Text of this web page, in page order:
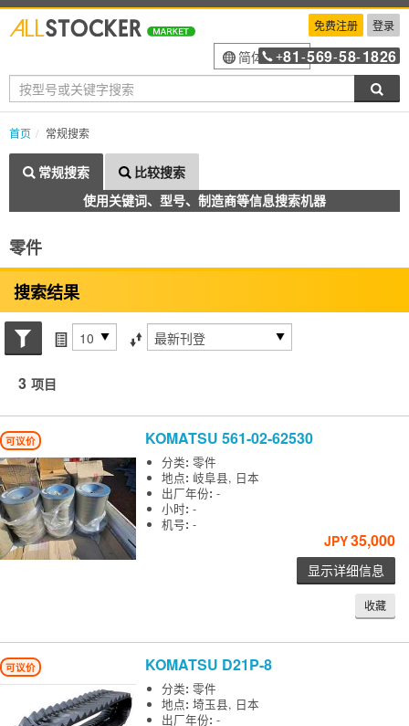
免费注册 登录
简体中文
+81 -569-58-1826
首页 常规搜索
常规搜索
比较搜索
使用关键词、型号、制造商等信息搜索机器
零件
搜索结果
搜索状态每页项目 排序方式
3 项目
可议价 KOMATSU561-02-62530
分类:零件
地点:岐阜县, 日本
出厂年份:-
小时:-
机号:-
JPY35,000
显示详细信息
收藏
可议价 KOMATSU D21P-8
分类:零件
地点:埼玉县, 日本
出厂年份:-